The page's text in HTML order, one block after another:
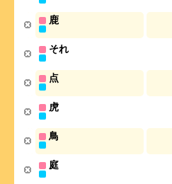
鹿
それ
点
虎
鳥
庭